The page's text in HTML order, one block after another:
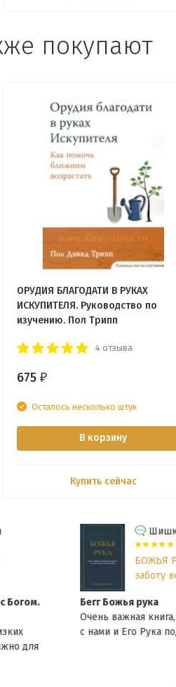
покупают
ОРУДИЯ БЛАГОДАТИ В РУКАХ
ИСКУПИТЕЛЯ. Руководство по
изучению. Пол Трипп
4 отзыва
675₽
Осталось несколько штук
В корзину
Купить сейчас
Богом.
для
БОЖЬЯ
заботу
Бегг Божья рука
Очень важная
с нами и Его Рука